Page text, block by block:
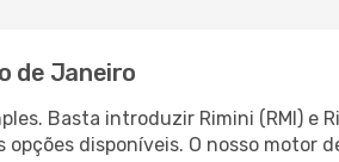
de Janeiro
Basta introduzir Rimini (RMI) e
opções disponíveis. O nosso